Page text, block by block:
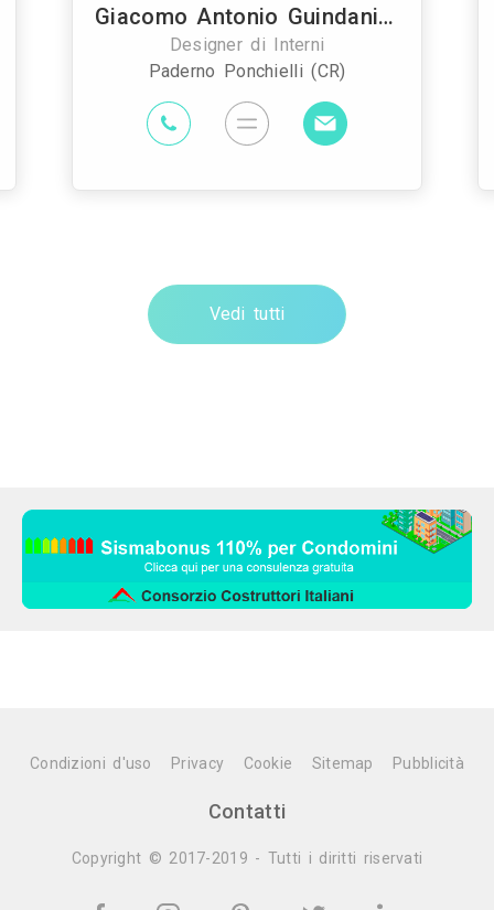
Giacomo Antonio Guindani - Ghost Design
Designer di Interni
Paderno Ponchielli (CR)
Vedi tutti
Condizioni d'uso Privacy Cookie Sitemap Pubblicità
Contatti
Copyright © 2017-2019 - Tutti i diritti riservati